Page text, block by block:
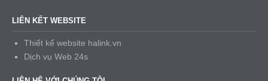
LIÊN KẾT WEBSITE
Thiết kế website halink.vn
Dịch vụ Web 24s